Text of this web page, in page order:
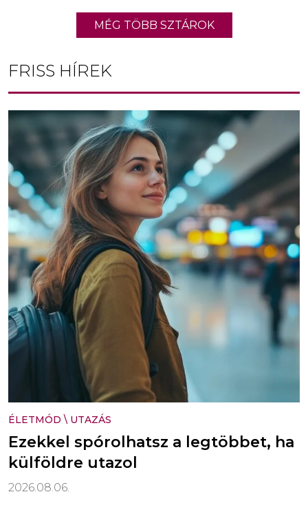
MÉG TÖBB SZTÁROK
FRISS HÍREK
ÉLETMÓD \ UTAZÁS
Ezekkel spórolhatsz a legtöbbet, ha
külföldre utazol
2026.08.06.